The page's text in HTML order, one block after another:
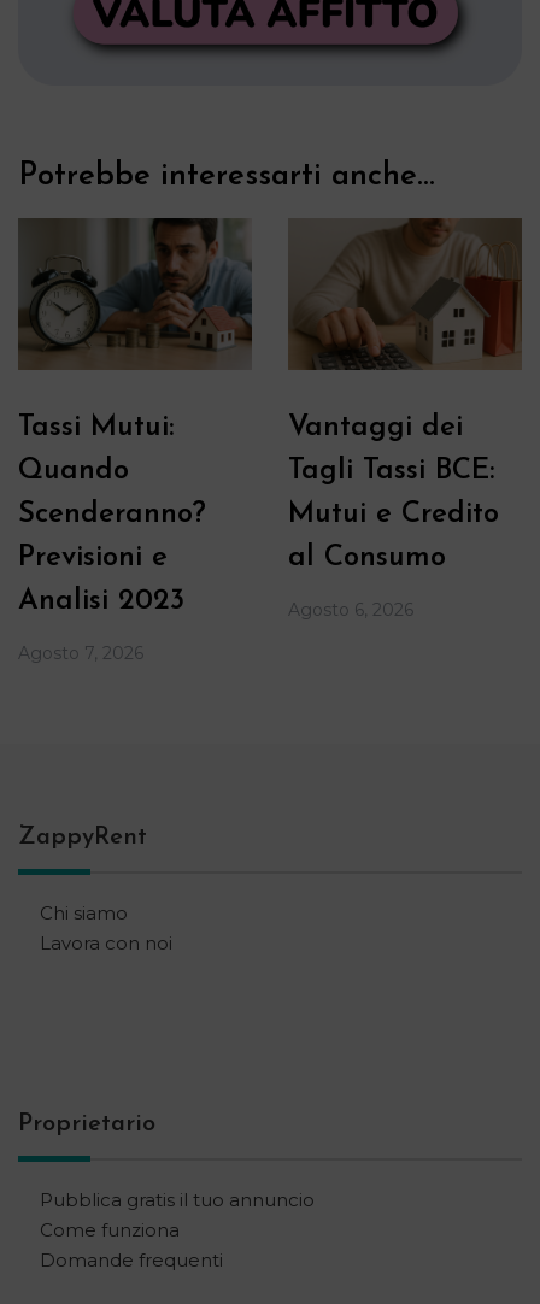
Potrebbe interessarti anche...
Tassi Mutui:
Quando
Scenderanno?
Previsioni e
Analisi 2023
Agosto 7, 2026
Vantaggi dei
Tagli Tassi BCE:
Mutui e Credito
al Consumo
Agosto 6, 2026
ZappyRent
Chi siamo
Lavora con noi
Proprietario
Pubblica gratis il tuo annuncio
Come funziona
Domande frequenti